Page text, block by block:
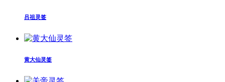
吕祖灵签
黄大仙灵签